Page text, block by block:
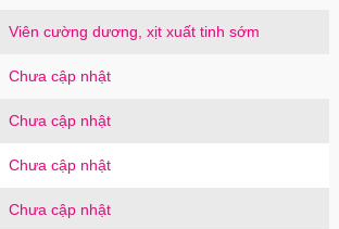
Viên cường dương, xịt xuất tinh sớm
Chưa cập nhật
Chưa cập nhật
Chưa cập nhật
Chưa cập nhật